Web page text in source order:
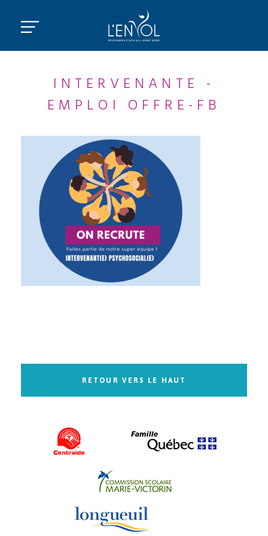
INTERVENANTE -
EMPLOI OFFRE-FB
RETOUR VERS LE HAUT